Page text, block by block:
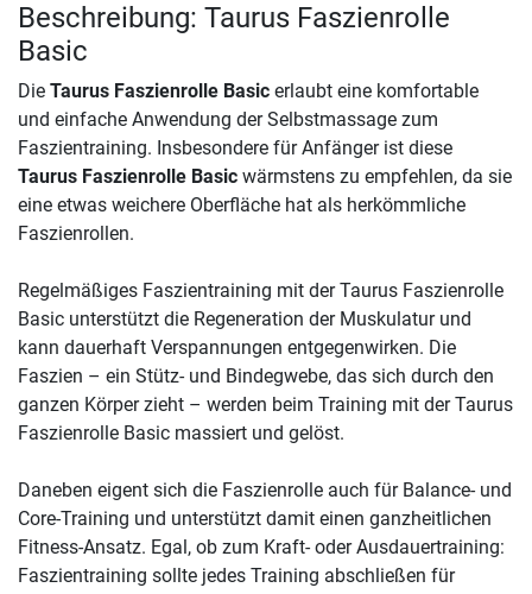
Beschreibung: Taurus Faszienrolle
Basic
Die Taurus Faszienrolle Basic erlaubt eine komfortable
und einfache Anwendung der Selbstmassage zum
Faszientraining. Insbesondere für Anfänger ist diese
Taurus Faszienrolle Basic wärmstens zu empfehlen, da sie
eine etwas weichere Oberfläche hat als herkömmliche
Faszienrollen.
Regelmäßiges Faszientraining mit der Taurus Faszienrolle
Basic unterstützt die Regeneration der Muskulatur und
kann dauerhaft Verspannungen entgegenwirken. Die
Faszien – ein Stütz- und Bindegwebe, das sich durch den
ganzen Körper zieht – werden beim Training mit der Taurus
Faszienrolle Basic massiert und gelöst.
Daneben eigent sich die Faszienrolle auch für Balance- und
Core-Training und unterstützt damit einen ganzheitlichen
Fitness-Ansatz. Egal, ob zum Kraft- oder Ausdauertraining:
Faszientraining sollte jedes Training abschließen für